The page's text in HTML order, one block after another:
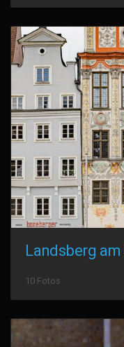
Landsberg am
10 Fotos